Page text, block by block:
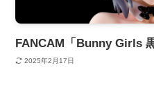
FANCAM「Bunny Girls
2025年2月17日